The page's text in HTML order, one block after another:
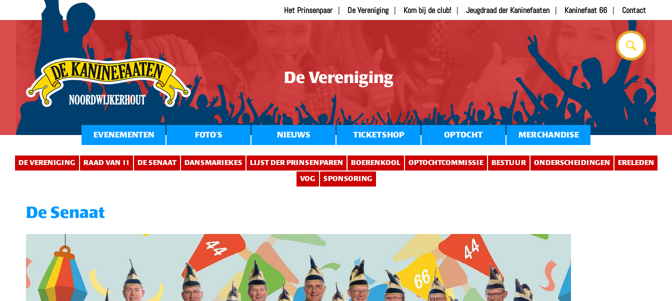
De Vereniging
Het Prinsenpaar De Vereniging Kom bij de club! Jeugdraad der Kaninefaaten Kaninefaat 66 Contact
EVENEMENTEN FOTO’S NIEUWS TICKETSHOP OPTOCHT MERCHANDISE
DE VERENIGING RAAD VAN 11 DE SENAAT DANSMARIEKES LIJST DER PRINSENPAREN BOERENKOOL OPTOCHTCOMMISSIE BESTUUR ONDERSCHEIDINGEN
ERELEDEN
VOG
SPONSORING
De Senaat